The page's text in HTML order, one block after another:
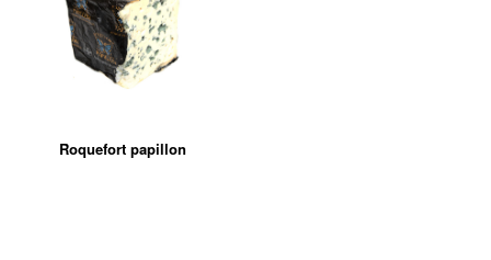
Roquefort papillon